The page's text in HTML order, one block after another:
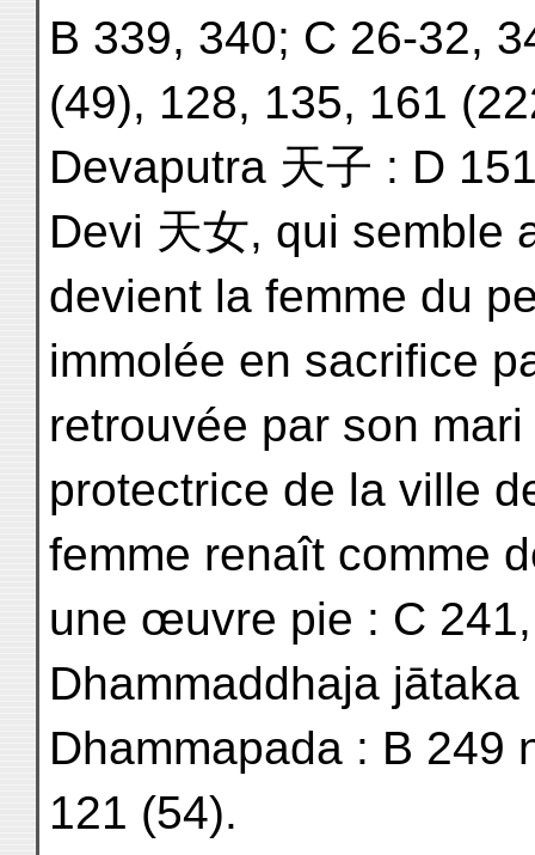
B 339, 340; C 26-32,
(49), 128, 135, 161
Devaputra 天子 : D
Devi 天女, qui semble
devient la femme du
immolée en sacrifice
retrouvée par son
protectrice de la ville
femme renaît comme
une œuvre pie : C
Dhammaddhaja
Dhammapada : B 249
121 (54).